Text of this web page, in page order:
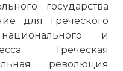
государства
для греческого
и
Греческая
революция